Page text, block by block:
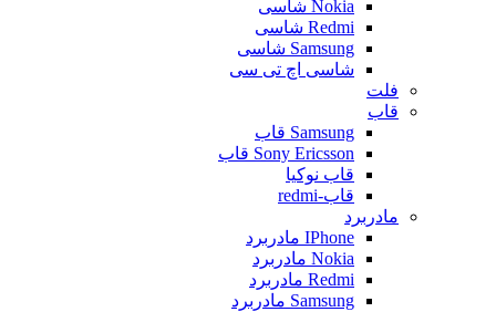
Nokia شاسی
Redmi شاسی
Samsung شاسی
شاسی اچ تی سی
فلت
قاب
Samsung قاب
Sony Ericsson قاب
قاب نوکیا
قاب-redmi
مادربرد
IPhone مادربرد
Nokia مادربرد
Redmi مادربرد
Samsung مادربرد